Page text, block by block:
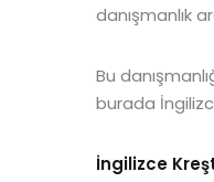
danışmanlık
Bu
burada
İngilizce